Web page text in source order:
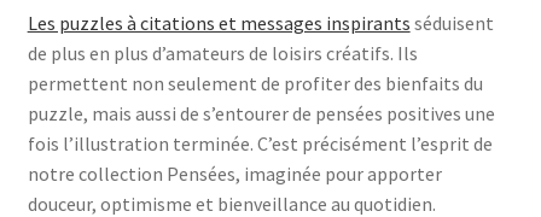
Les puzzles à citations et messages inspirants séduisent
de plus en plus d’amateurs de loisirs créatifs. Ils
permettent non seulement de profiter des bienfaits du
puzzle, mais aussi de s’entourer de pensées positives une
fois l’illustration terminée. C’est précisément l’esprit de
notre collection Pensées, imaginée pour apporter
douceur, optimisme et bienveillance au quotidien.